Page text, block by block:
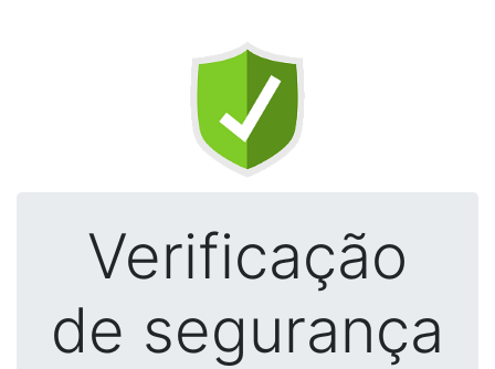
Verificação
de segurança